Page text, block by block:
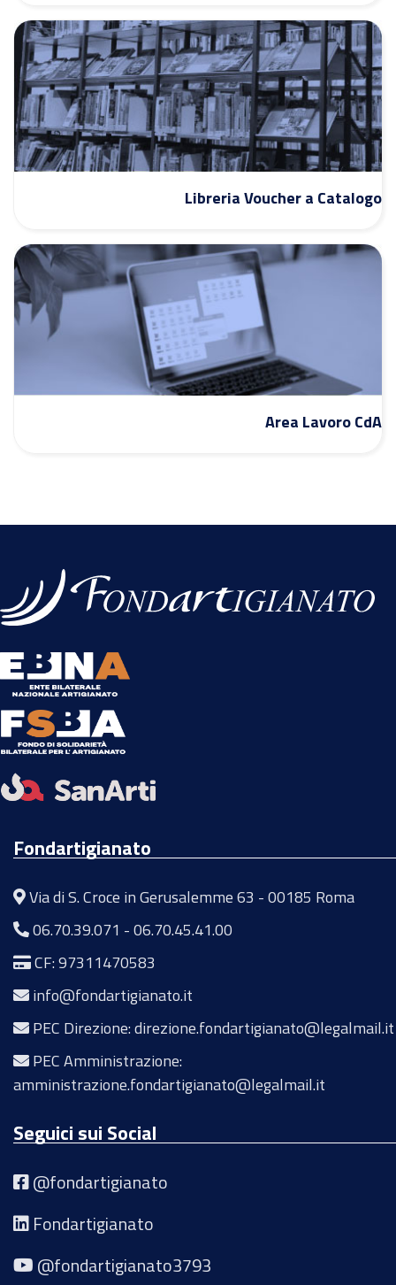
Libreria Voucher a Catalogo
Area Lavoro CdA
Fondartigianato
Via di S. Croce in Gerusalemme 63 - 00185 Roma
06.70.39.071 -06.70.45.41.00
CF: 97311470583
info@fondartigianato.it
PEC Direzione: direzione.fondartigianato@legalmail.it
PEC Amministrazione:
amministrazione.fondartigianato@legalmail.it
Seguici sui Social
@fondartigianato
Fondartigianato
@fondartigianato3793